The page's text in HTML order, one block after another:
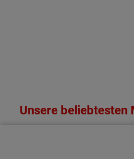
Unsere beliebtesten